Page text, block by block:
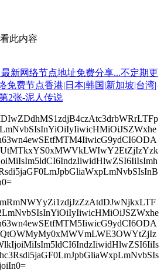
此内容